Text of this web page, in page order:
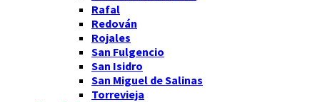
Rafal
Redován
Rojales
San Fulgencio
San Isidro
San Miguel de Salinas
Torrevieja